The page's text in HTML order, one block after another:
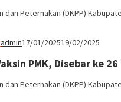
dan Peternakan (DKPP)
admin17/01/202519/02/2025
PMK, Disebar ke
dan Peternakan (DKPP)